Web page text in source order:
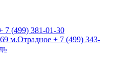
7 (499) 381-01-30
м.Отрадное + 7 (499) 343-